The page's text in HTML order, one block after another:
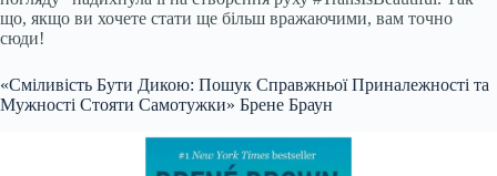
що, якщо ви хочете стати ще більш вражаючими, вам точно
сюди!
«Сміливість Бути Дикою: Пошук Справжньої Приналежності та
Мужності Стояти Самотужки» Брене Браун